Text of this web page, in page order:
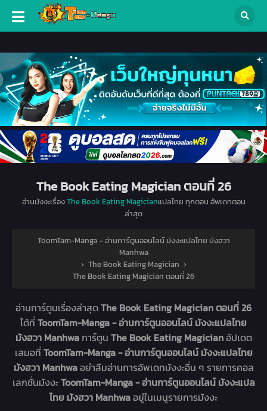
The Book Eating Magician ตอนที่ 26
อ่านมังงะเรื่องThe Book Eating Magicianแปลไทย ทุกตอน อัพเดทตอน
ล่าสุด
ToomTam-Manga – อ่านการ์ตูนออนไลน์ มังงะแปลไทย มังฮวา
Manhwa
› The Book Eating Magician ›
The Book Eating Magician ตอนที่ 26
อ่านการ์ตูนเรื่องล่าสุดThe Book Eating Magician ตอนที่ 26
ได้ที่ ToomTam-Manga - อ่านการ์ตูนออนไลน์ มังงะแปลไทย
มังฮวา Manhwaการ์ตูน The Book Eating Magicianอัปเดต
เสมอที่ ToomTam-Manga - อ่านการ์ตูนออนไลน์ มังงะแปลไทย
มังฮวา Manhwaอย่าลืมอ่านการอัพเดทมังงะอื่น ๆ รายการคอล
เลกชั่นมังงะToomTam-Manga - อ่านการ์ตูนออนไลน์ มังงะแปล
ไทย มังฮวา Manhwaอยู่ในเมนูรายการมังงะ